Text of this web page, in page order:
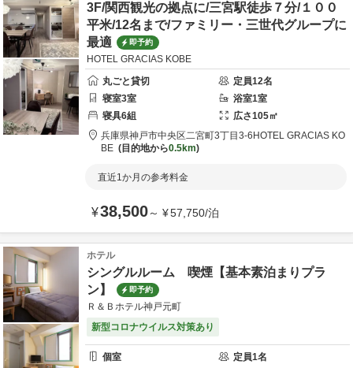
3F/関西観光の拠点に/三宮駅徒歩７分/１００
平米/12名まで/ファミリー・三世代グループに
最適
即予約
HOTEL GRACIAS KOBE
丸ごと貸切
定員12名
寝室3室 浴室1室
寝具6組 広さ105㎡
兵庫県神戸市中央区二宮町3丁目3-6 HOTEL GRACIAS KO
BE
目的地から0.5km
直近1か月の参考料金
¥38,500～ ¥57,750/泊
ホテル
シングルルーム 喫煙【基本素泊まりプラ
ン】
即予約
Ｒ＆Ｂホテル神戸元町
新型コロナウイルス対策あり
個室 定員1名